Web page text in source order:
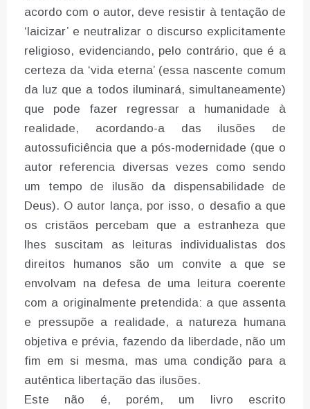
acordo com o autor, deve resistir à tentação de
‘laicizar’ e neutralizar o discurso explicitamente
religioso, evidenciando, pelo contrário, que é a
certeza da ‘vida eterna’ (essa nascente comum
da luz que a todos iluminará, simultaneamente)
que pode fazer regressar a humanidade à
realidade, acordando-a das ilusões de
autossuficiência que a pós-modernidade (que o
autor referencia diversas vezes como sendo
um tempo de ilusão da dispensabilidade de
Deus). O autor lança, por isso, o desafio a que
os cristãos percebam que a estranheza que
lhes suscitam as leituras individualistas dos
direitos humanos são um convite a que se
envolvam na defesa de uma leitura coerente
com a originalmente pretendida: a que assenta
e pressupõe a realidade, a natureza humana
objetiva e prévia, fazendo da liberdade, não um
fim em si mesma, mas uma condição para a
autêntica libertação das ilusões.
Este não é, porém, um livro escrito